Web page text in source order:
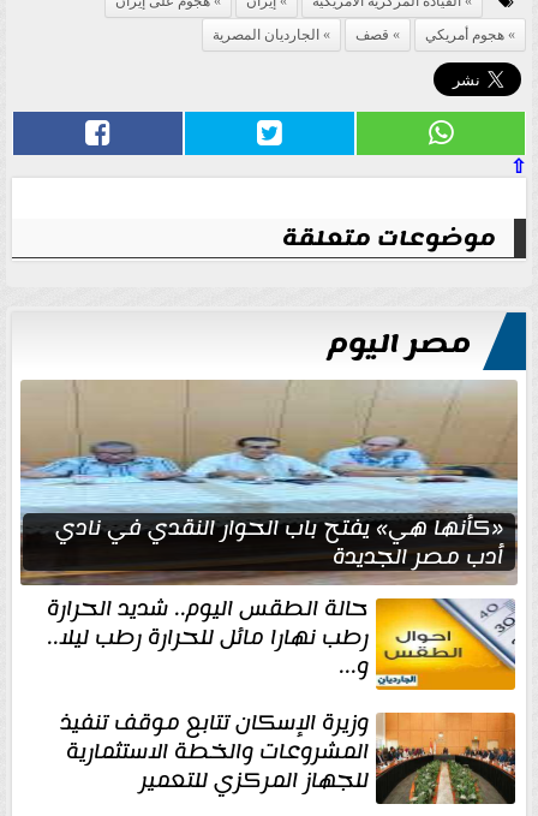
هجوم أمريكي
قصف الجارديان المصرية
⇧
موضوعات متعلقة
مصر اليوم
«كأنها هي» يفتح باب الحوار النقدي في نادي
أدب مصر الجديدة
حالة الطقس اليوم.. شديد الحرارة
رطب نهارا مائل للحرارة رطب ليلا..
و...
وزيرة الإسكان تتابع موقف تنفيذ
المشروعات والخطة الاستثمارية
للجهاز المركزي للتعمير